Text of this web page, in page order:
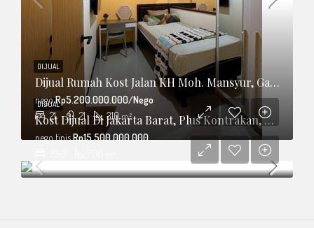
Dijual Rumah Kost Jalan KH Moh. Mansyur, Gang Vanili, Tanah Sereal, Tambora
21 21 310 m²
negoRp5.200.000.000/Nego
DIJUAL
Kost Dijual Di Jakarta Barat, Plus Kontrakan, Cafe Dan Toko
nego tipisRp15.500.000.000
DIJUAL